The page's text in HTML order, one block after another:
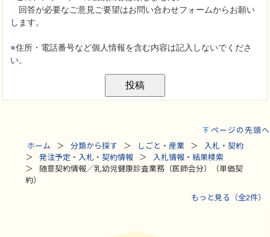
ページの先頭へ
ホーム
分類から探す しごと・産業
入札・契約
発注予定・入札・契約情報
入札情報・結果検索
随意契約情報／乳幼児健康診査業務（医師会分）（単価契
約）
もっと見る（全2件）